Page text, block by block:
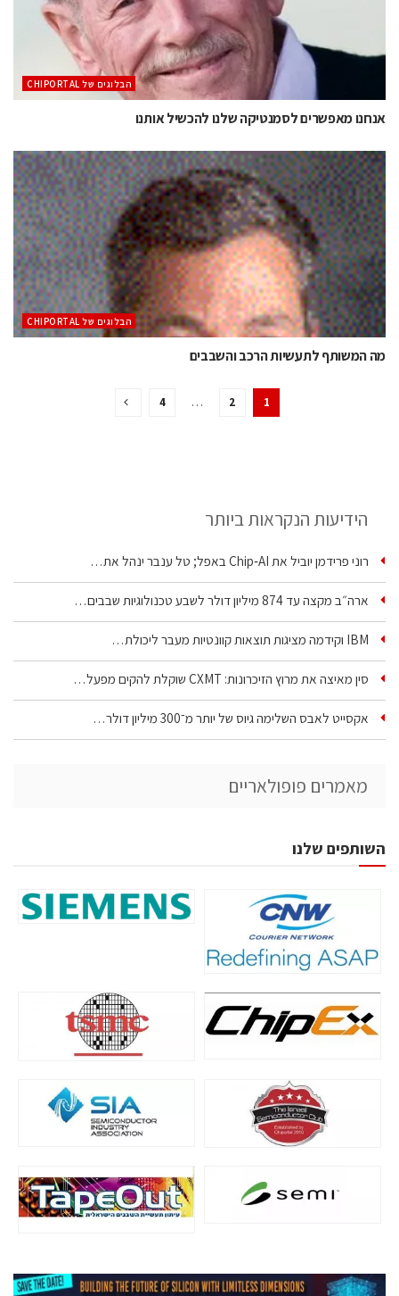
הבלוגים של CHIPORTAL
אנחנו מאפשרים לסמנטיקה שלנו להכשיל אותנו
הבלוגים של CHIPORTAL
מה המשותף לתעשיות הרכב והשבבים
1
2
…
4
הידיעות הנקראות ביותר
רוני פרידמן יוביל את Chip‑AI באפל; טל ענבר ינהל את…
ארה״ב מקצה עד 874 מיליון דולר לשבע טכנולוגיות שבבים…
IBM וקידמה מציגות תוצאות קוונטיות מעבר ליכולת…
סין מאיצה את מרוץ הזיכרונות: CXMT שוקלת להקים מפעל…
אקסייט לאבס השלימה גיוס של יותר מ־300 מיליון דולר…
מאמרים פופולאריים
השותפים שלנו